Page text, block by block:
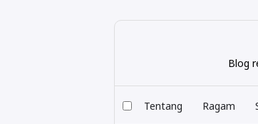
Blog
Tentang Ragam